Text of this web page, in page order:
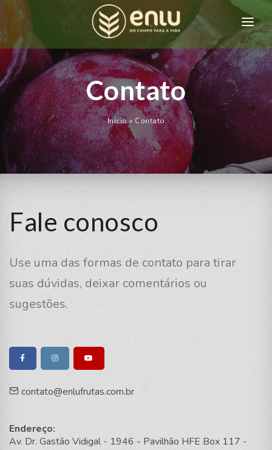
HOME
QUEM SOMOS
PRODUTOS
CONTATO
Contato
Início» Contato
Fale conosco
Use uma das formas de contato para tirar
suas dúvidas, deixar comentários ou
sugestões.
contato@enlufrutas.com.br
Endereço:
Av. Dr. Gastão Vidigal - 1946 - Pavilhão HFE Box 117 -